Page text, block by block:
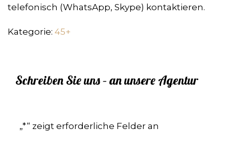
telefonisch (WhatsApp, Skype) kontaktieren.
Kategorie: 45+
Schreiben Sie uns – an unsere Agentur
„*“ zeigt erforderliche Felder an